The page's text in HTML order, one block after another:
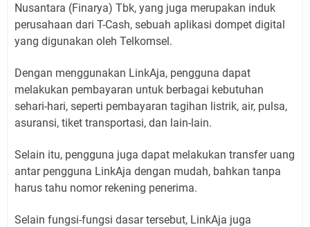
Nusantara (Finarya) Tbk, yang juga merupakan induk
perusahaan dari T-Cash, sebuah aplikasi dompet digital
yang digunakan oleh Telkomsel.
Dengan menggunakan LinkAja, pengguna dapat
melakukan pembayaran untuk berbagai kebutuhan
sehari-hari, seperti pembayaran tagihan listrik, air, pulsa,
asuransi, tiket transportasi, dan lain-lain.
Selain itu, pengguna juga dapat melakukan transfer uang
antar pengguna LinkAja dengan mudah, bahkan tanpa
harus tahu nomor rekening penerima.
Selain fungsi-fungsi dasar tersebut, LinkAja juga